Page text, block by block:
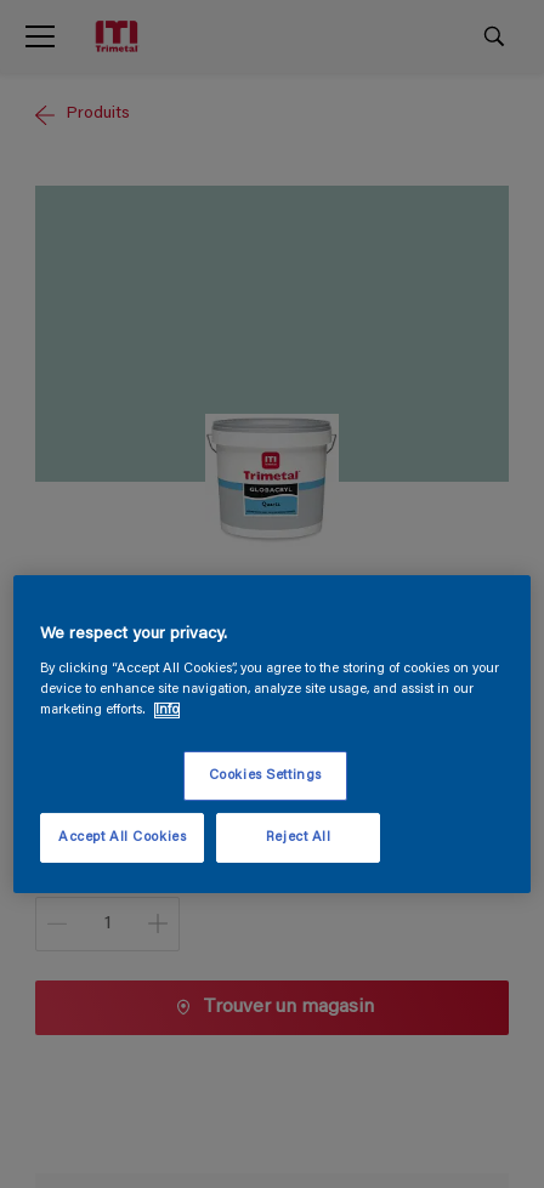
Produits
N7.08.73
10 L
Trouver un magasin
We respect your privacy.
By clicking “Accept All Cookies”, you agree to the storing of cookies on your
device to enhance site navigation, analyze site usage, and assist in our
marketing efforts.
Info
Cookies Settings
Reject All
Accept All Cookies